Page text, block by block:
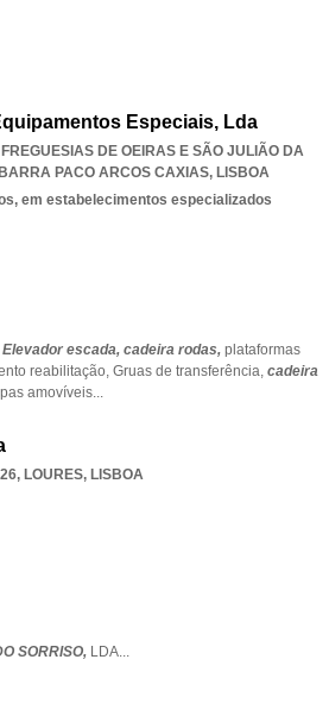
Especiais, Lda
DE OEIRAS E SÃO JULIÃO DA
PACO ARCOS CAXIAS, LISBOA
em estabelecimentos especializados
Elevador escada, cadeira rodas, plataformas
reabilitação, Gruas de transferência, cadeira
amovíveis...
, LOURES, LISBOA
SORRISO, LDA...